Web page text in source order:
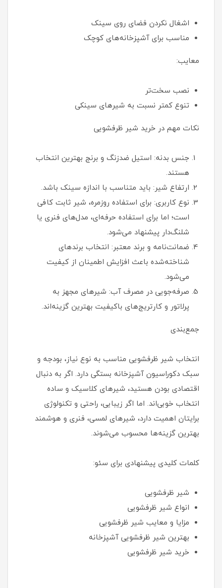
اشغال نکردن فضای روی سینک
مناسب برای آشپزخانه‌های کوچک
معایب:
نصب سخت‌تر
تنوع کمتر نسبت به شیرهای سینکی
نکات مهم در خرید شیر ظرفشویی
جنس بدنه: استیل ضدزنگ و برنج بهترین انتخاب
هستند.
ارتفاع شیر: باید متناسب با اندازه سینک باشد.
نوع کاربری: برای استفاده روزمره، شیر ثابت کافی
است؛ اما برای استفاده حرفه‌ای، مدل‌های فنری یا
شلنگ‌دار پیشنهاد می‌شود.
ضمانت‌نامه و برند معتبر: انتخاب برندهای
شناخته‌شده باعث افزایش اطمینان از کیفیت
می‌شود.
صرفه‌جویی در مصرف آب: شیرهای مجهز به
پرلاتور و کارتریج‌های باکیفیت بهترین گزینه‌اند.
جمع‌بندی
انتخاب شیر ظرفشویی مناسب به نوع نیاز، بودجه و
سبک دکوراسیون آشپزخانه بستگی دارد. اگر به دنبال
اقتصادی بودن هستید، شیرهای کلاسیک و ساده
انتخاب خوبی‌اند. اما اگر زیبایی، راحتی و تکنولوژی
برایتان اهمیت دارد، شیرهای لمسی، فنری و هوشمند
بهترین گزینه‌ها محسوب می‌شوند.
کلمات کلیدی پیشنهادی برای سئو:
شیر ظرفشویی
انواع شیر ظرفشویی
مزایا و معایب شیر ظرفشویی
بهترین شیر ظرفشویی آشپزخانه
خرید شیر ظرفشویی